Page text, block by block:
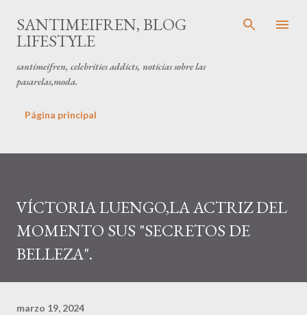
Ir al contenido principal
SANTIMEIFREN, BLOG
LIFESTYLE
santimeifren, celebrities addicts, noticias sobre las
pasarelas,moda.
Página principal
VÍCTORIA LUENGO,LA ACTRIZ DEL
MOMENTO SUS "SECRETOS DE
BELLEZA".
marzo 19, 2024